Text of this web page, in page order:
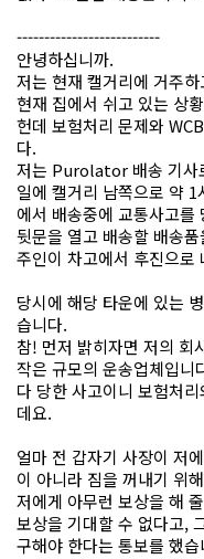
--------------------------
안녕하십니까.
저는 현재 캘거리에 거주
현재 집에서 쉬고 있는 상
헌데 보험처리 문제와
다.
저는 Purolator 배송 기사
일에 캘거리 남쪽으로 약
에서 배송중에 교통사고를
뒷문을 열고 배송할 배송
주인이 차고에서 후진으로
당시에 해당 타운에 있는
습니다.
참! 먼저 밝히자면 저의
작은 규모의 운송업체입
다 당한 사고이니 보험처
데요.
얼마 전 갑자기 사장이 저
이 아니라 짐을 꺼내기 위
저에게 아무런 보상을 해
보상을 기대할 수 없다고,
구해야 한다는 통보를 했습